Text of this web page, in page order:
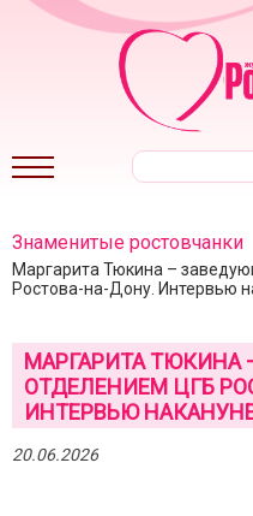
Знаменитые ростовчанки
Маргарита Тюкина –
Ростова-на-Дону. Интервью
МАРГАРИТА ТЮКИНА
ОТДЕЛЕНИЕМ ЦГБ
ИНТЕРВЬЮ
20.06.2026